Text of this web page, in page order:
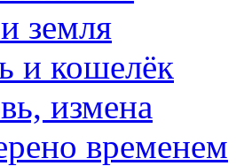
земля
и кошелёк
измена
временем